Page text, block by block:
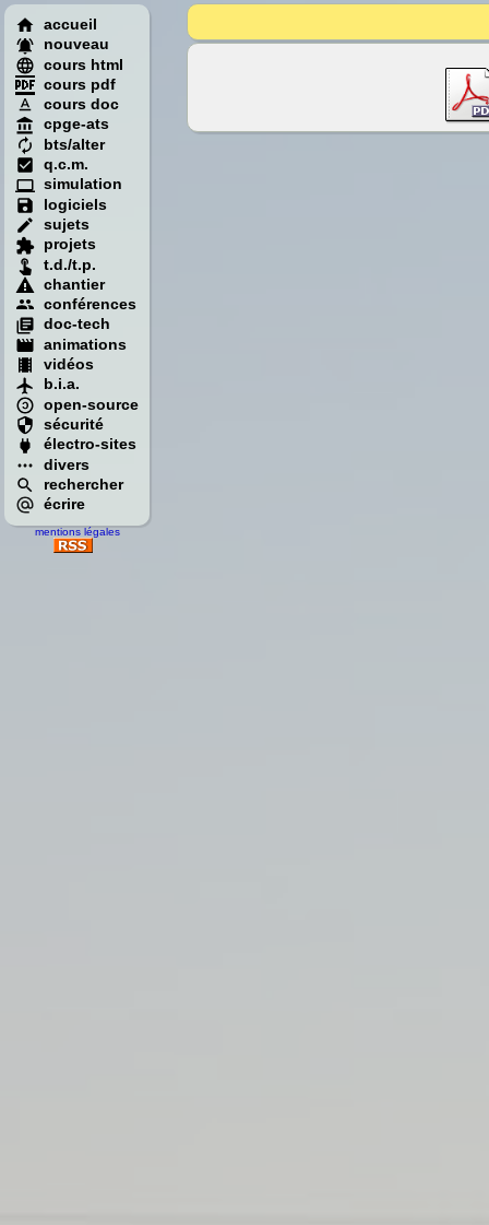
accueil
nouveau
cours html
cours pdf
cours doc
cpge-ats
bts/alter
q.c.m.
simulation
logiciels
sujets
projets
t.d./t.p.
chantier
conférences
doc-tech
animations
vidéos
b.i.a.
open-source
sécurité
électro-sites
divers
rechercher
écrire
mentions légales